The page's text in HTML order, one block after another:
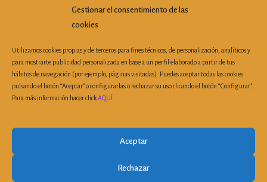
Gestionar el consentimiento de las
cookies
Utilizamos cookies propias y de terceros para fines técnicos, de personalización, analíticos y
para mostrarte publicidad personalizada en base a un perfil elaborado a partir de tus
hábitos de navegación (por ejemplo, páginas visitadas). Puedes aceptar todas las cookies
pulsando el botón “Aceptar” o configurarlas o rechazar su uso clicando el botón “Configurar”.
Para más información hacer clickAQUÍ
Aceptar
Rechazar
Feed de comentarios
secretaria@cvca.es
Buzón de atención a la ciudadanía